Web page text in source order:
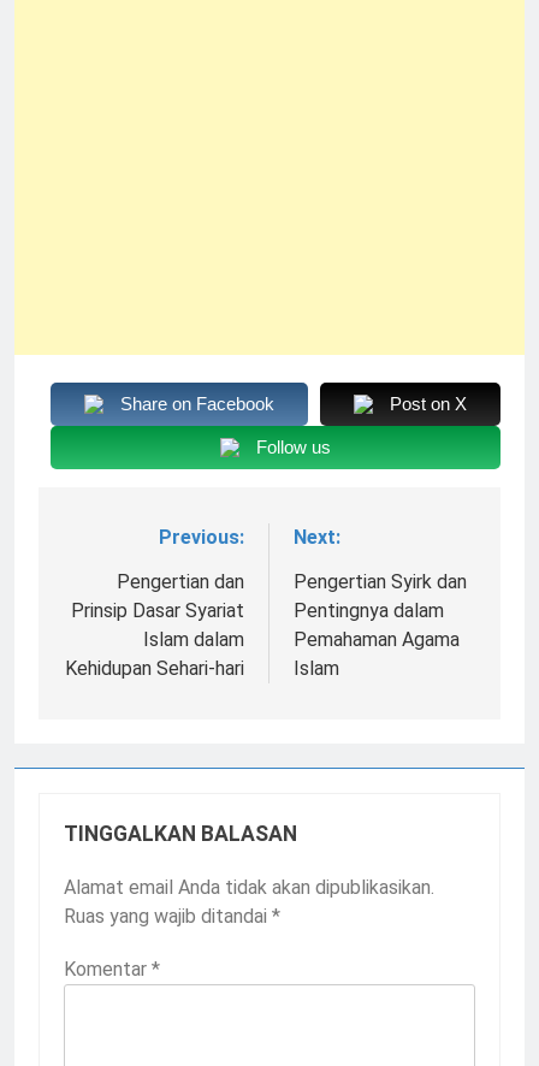
Share on Facebook Post on X
Follow us
NavigasiPrevious:
Pengertian dan
Prinsip Dasar Syariat
Islam dalam
Kehidupan Sehari-hari
Next:
Pengertian Syirk dan
Pentingnya dalam
Pemahaman Agama
Islam
TINGGALKAN BALASAN
Alamat email Anda tidak akan dipublikasikan.
Ruas yang wajib ditandai *
Komentar *